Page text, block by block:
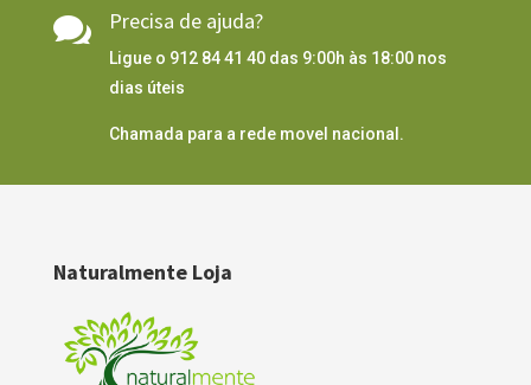
 Precisa de ajuda?
Ligue o 912 84 41 40 das 9:00h às 18:00 nos
dias úteis
Chamada para a rede movel nacional.
Naturalmente Loja